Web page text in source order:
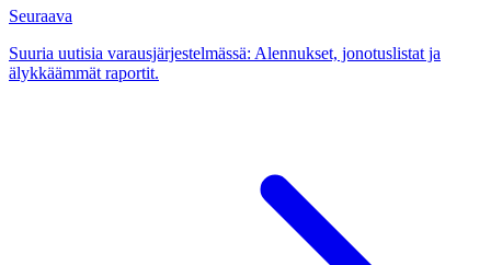
Seuraava
Suuria uutisia varausjärjestelmässä: Alennukset, jonotuslistat ja
älykkäämmät raportit.